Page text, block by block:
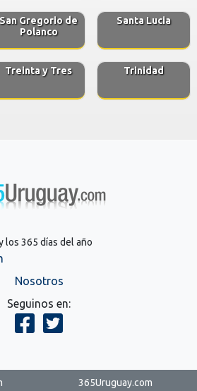
San Gregorio de
Polanco
Santa Lucia
Treinta y Tres Trinidad
los 365 días del año
Nosotros
Seguinos en:
365Uruguay.com